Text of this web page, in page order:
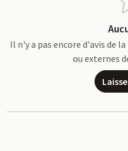
Il n'y a pas encore d'avis de
ou externes